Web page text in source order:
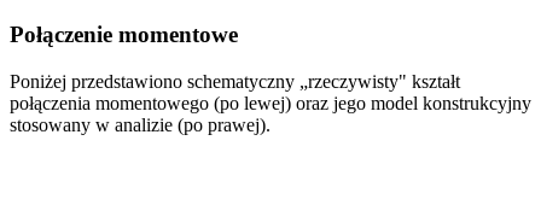
Połączenie momentowe
Poniżej przedstawiono schematyczny „rzeczywisty" kształt
połączenia momentowego (po lewej) oraz jego model konstrukcyjny
stosowany w analizie (po prawej).